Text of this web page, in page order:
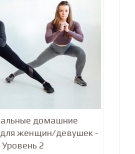
домашние
для женщин/девушек -
Уровень 2